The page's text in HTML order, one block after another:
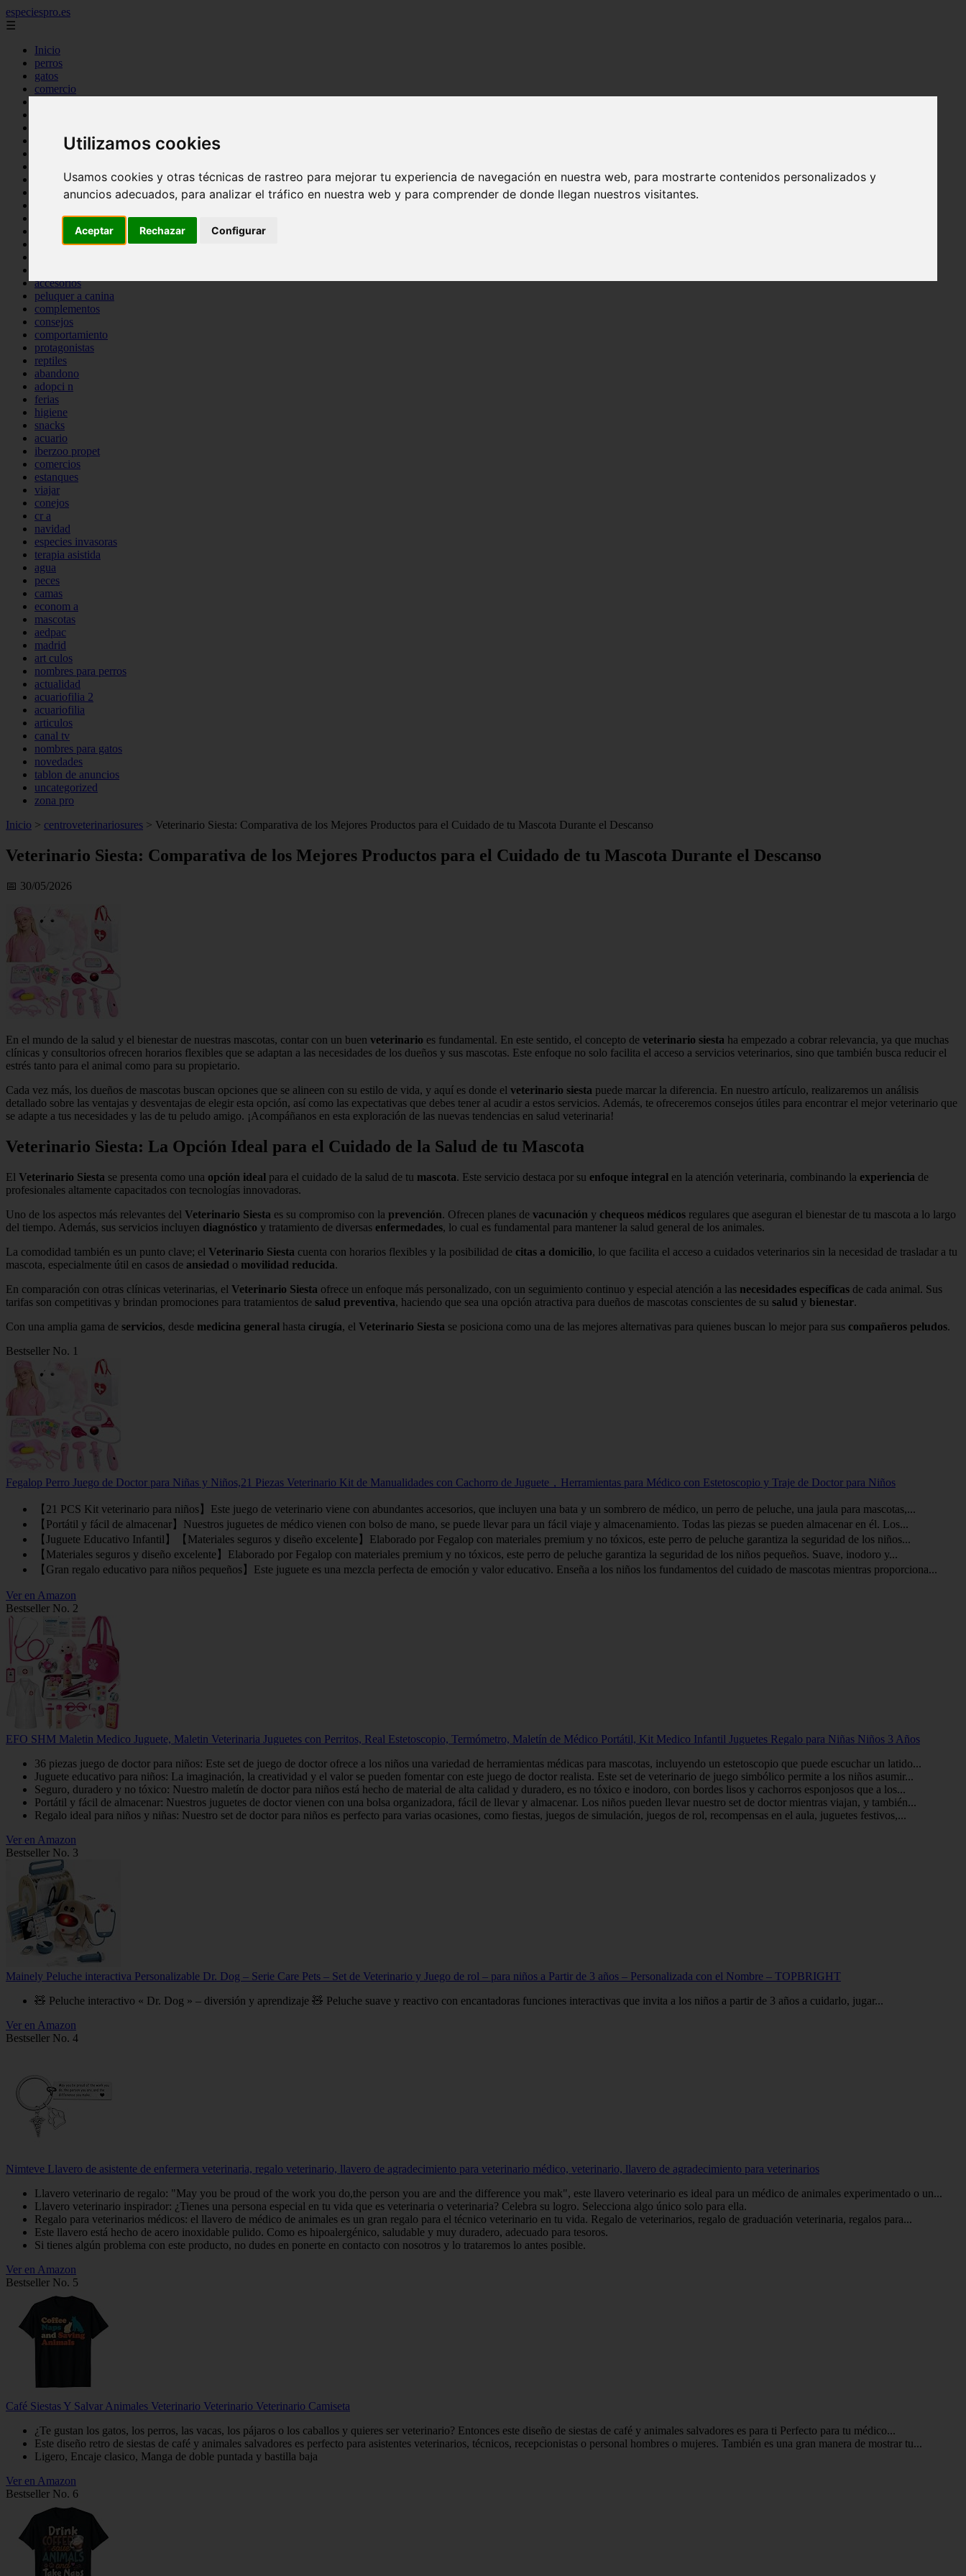
Utilizamos cookies
Usamos cookies y otras técnicas de rastreo para mejorar tu experiencia de navegación en nuestra web, para mostrarte contenidos personalizados y
anuncios adecuados, para analizar el tráfico en nuestra web y para comprender de donde llegan nuestros visitantes.
Aceptar Rechazar Configurar
especiespro.es
☰
Inicio
perros
gatos
comercio
tenencia responsable
mantenimiento
bienestar
peque os mam feros
verano
accesorios
peluquer a canina
complementos
consejos
comportamiento
protagonistas
reptiles
abandono
adopci n
ferias
higiene
snacks
acuario
iberzoo propet
comercios
estanques
viajar
conejos
cr a
navidad
especies invasoras
terapia asistida
agua
peces
camas
econom a
mascotas
aedpac
madrid
art culos
nombres para perros
actualidad
acuariofilia 2
acuariofilia
articulos
canal tv
nombres para gatos
novedades
tablon de anuncios
uncategorized
zona pro
Inicio > centroveterinariosures > Veterinario Siesta: Comparativa de los Mejores Productos para el Cuidado de tu Mascota Durante el Descanso
Veterinario Siesta: Comparativa de los Mejores Productos para el Cuidado de tu Mascota Durante el Descanso
📅 30/05/2026
En el mundo de la salud y el bienestar de nuestras mascotas, contar con un buen veterinario es fundamental. En este sentido, el concepto de veterinario siesta ha empezado a cobrar relevancia, ya que muchas
clínicas y consultorios ofrecen horarios flexibles que se adaptan a las necesidades de los dueños y sus mascotas. Este enfoque no solo facilita el acceso a servicios veterinarios, sino que también busca reducir el
estrés tanto para el animal como para su propietario.
Cada vez más, los dueños de mascotas buscan opciones que se alineen con su estilo de vida, y aquí es donde el veterinario siesta puede marcar la diferencia. En nuestro artículo, realizaremos un análisis
detallado sobre las ventajas y desventajas de elegir esta opción, así como las expectativas que debes tener al acudir a estos servicios. Además, te ofreceremos consejos útiles para encontrar el mejor veterinario que
se adapte a tus necesidades y las de tu peludo amigo. ¡Acompáñanos en esta exploración de las nuevas tendencias en salud veterinaria!
Veterinario Siesta: La Opción Ideal para el Cuidado de la Salud de tu Mascota
El Veterinario Siesta se presenta como una opción ideal para el cuidado de la salud de tu mascota. Este servicio destaca por su enfoque integral en la atención veterinaria, combinando la experiencia de
profesionales altamente capacitados con tecnologías innovadoras.
Uno de los aspectos más relevantes del Veterinario Siesta es su compromiso con la prevención. Ofrecen planes de vacunación y chequeos médicos regulares que aseguran el bienestar de tu mascota a lo largo
del tiempo. Además, sus servicios incluyen diagnóstico y tratamiento de diversas enfermedades, lo cual es fundamental para mantener la salud general de los animales.
La comodidad también es un punto clave; el Veterinario Siesta cuenta con horarios flexibles y la posibilidad de citas a domicilio, lo que facilita el acceso a cuidados veterinarios sin la necesidad de trasladar a tu
mascota, especialmente útil en casos de ansiedad o movilidad reducida.
En comparación con otras clínicas veterinarias, el Veterinario Siesta ofrece un enfoque más personalizado, con un seguimiento continuo y especial atención a las necesidades específicas de cada animal. Sus
tarifas son competitivas y brindan promociones para tratamientos de salud preventiva, haciendo que sea una opción atractiva para dueños de mascotas conscientes de su salud y bienestar.
Con una amplia gama de servicios, desde medicina general hasta cirugía, el Veterinario Siesta se posiciona como una de las mejores alternativas para quienes buscan lo mejor para sus compañeros peludos.
Bestseller No. 1
Fegalop Perro Juego de Doctor para Niñas y Niños,21 Piezas Veterinario Kit de Manualidades con Cachorro de Juguete，Herramientas para Médico con Estetoscopio y Traje de Doctor para Niños
【21 PCS Kit veterinario para niños】Este juego de veterinario viene con abundantes accesorios, que incluyen una bata y un sombrero de médico, un perro de peluche, una jaula para mascotas,...
【Portátil y fácil de almacenar】Nuestros juguetes de médico vienen con bolso de mano, se puede llevar para un fácil viaje y almacenamiento. Todas las piezas se pueden almacenar en él. Los...
【Juguete Educativo Infantil】【Materiales seguros y diseño excelente】Elaborado por Fegalop con materiales premium y no tóxicos, este perro de peluche garantiza la seguridad de los niños...
【Materiales seguros y diseño excelente】Elaborado por Fegalop con materiales premium y no tóxicos, este perro de peluche garantiza la seguridad de los niños pequeños. Suave, inodoro y...
【Gran regalo educativo para niños pequeños】Este juguete es una mezcla perfecta de emoción y valor educativo. Enseña a los niños los fundamentos del cuidado de mascotas mientras proporciona...
Ver en Amazon
Bestseller No. 2
EFO SHM Maletin Medico Juguete, Maletin Veterinaria Juguetes con Perritos, Real Estetoscopio, Termómetro, Maletín de Médico Portátil, Kit Medico Infantil Juguetes Regalo para Niñas Niños 3 Años
36 piezas juego de doctor para niños: Este set de juego de doctor ofrece a los niños una variedad de herramientas médicas para mascotas, incluyendo un estetoscopio que puede escuchar un latido...
Juguete educativo para niños: La imaginación, la creatividad y el valor se pueden fomentar con este juego de doctor realista. Este set de veterinario de juego simbólico permite a los niños asumir...
Seguro, duradero y no tóxico: Nuestro maletín de doctor para niños está hecho de material de alta calidad y duradero, es no tóxico e inodoro, con bordes lisos y cachorros esponjosos que a los...
Portátil y fácil de almacenar: Nuestros juguetes de doctor vienen con una bolsa organizadora, fácil de llevar y almacenar. Los niños pueden llevar nuestro set de doctor mientras viajan, y también...
Regalo ideal para niños y niñas: Nuestro set de doctor para niños es perfecto para varias ocasiones, como fiestas, juegos de simulación, juegos de rol, recompensas en el aula, juguetes festivos,...
Ver en Amazon
Bestseller No. 3
Mainely Peluche interactiva Personalizable Dr. Dog – Serie Care Pets – Set de Veterinario y Juego de rol – para niños a Partir de 3 años – Personalizada con el Nombre – TOPBRIGHT
🧸 Peluche interactivo « Dr. Dog » – diversión y aprendizaje 🧸 Peluche suave y reactivo con encantadoras funciones interactivas que invita a los niños a partir de 3 años a cuidarlo, jugar...
Ver en Amazon
Bestseller No. 4
Nimteve Llavero de asistente de enfermera veterinaria, regalo veterinario, llavero de agradecimiento para veterinario médico, veterinario, llavero de agradecimiento para veterinarios
Llavero veterinario de regalo: "May you be proud of the work you do,the person you are and the difference you mak", este llavero veterinario es ideal para un médico de animales experimentado o un...
Llavero veterinario inspirador: ¿Tienes una persona especial en tu vida que es veterinaria o veterinaria? Celebra su logro. Selecciona algo único solo para ella.
Regalo para veterinarios médicos: el llavero de médico de animales es un gran regalo para el técnico veterinario en tu vida. Regalo de veterinarios, regalo de graduación veterinaria, regalos para...
Este llavero está hecho de acero inoxidable pulido. Como es hipoalergénico, saludable y muy duradero, adecuado para tesoros.
Si tienes algún problema con este producto, no dudes en ponerte en contacto con nosotros y lo trataremos lo antes posible.
Ver en Amazon
Bestseller No. 5
Café Siestas Y Salvar Animales Veterinario Veterinario Veterinario Camiseta
¿Te gustan los gatos, los perros, las vacas, los pájaros o los caballos y quieres ser veterinario? Entonces este diseño de siestas de café y animales salvadores es para ti Perfecto para tu médico...
Este diseño retro de siestas de café y animales salvadores es perfecto para asistentes veterinarios, técnicos, recepcionistas o personal hombres o mujeres. También es una gran manera de mostrar tu...
Ligero, Encaje clasico, Manga de doble puntada y bastilla baja
Ver en Amazon
Bestseller No. 6